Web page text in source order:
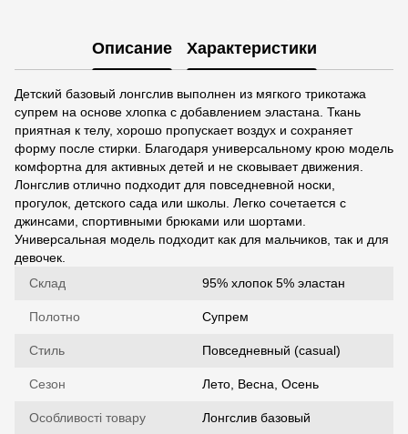
Описание Характеристики
Детский базовый лонгслив выполнен из мягкого трикотажа
супрем на основе хлопка с добавлением эластана. Ткань
приятная к телу, хорошо пропускает воздух и сохраняет
форму после стирки. Благодаря универсальному крою модель
комфортна для активных детей и не сковывает движения.
Лонгслив отлично подходит для повседневной носки,
прогулок, детского сада или школы. Легко сочетается с
джинсами, спортивными брюками или шортами.
Универсальная модель подходит как для мальчиков, так и для
девочек.
Склад
95% хлопок 5% эластан
Полотно Супрем
Стиль Повседневный (casual)
Сезон Лето, Весна, Осень
Особливості товару Лонгслив базовый